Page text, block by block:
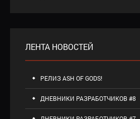
ЛЕНТА НОВОСТЕЙ
РЕЛИЗ ASH OF GODS!
ДНЕВНИКИ РАЗРАБОТЧИКОВ #8